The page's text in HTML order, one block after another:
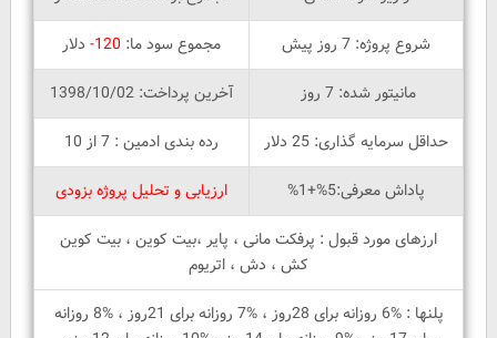
شروع پروژه: 7 روز پیش
مجموع سود ما: 120- دلار
مانیتور شده: 7 روز
آخرین پرداخت: 1398/10/02
حداقل سرمایه گذاری: 25 دلار
رده بندی ادمین : 7 از 10
پاداش معرفی:5%+1%
ارزیابی و تحلیل پروژه بزودی
ارزهای مورد قبول : پرفکت مانی ، پایر ،بیت کوین ، بیت کوین
کش ، دش ، اتریوم
پلنها : %6 روزانه برای 28روز ، %7 روزانه برای 21روز ، %8 روزانه